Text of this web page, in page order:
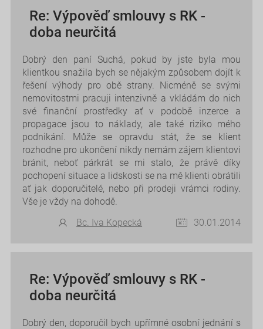
Re: Výpověď smlouvy s RK -
doba neurčitá
Dobrý den paní Suchá, pokud by jste byla mou
klientkou snažila bych se nějakým způsobem dojít k
řešení výhody pro obě strany. Nicméně se svými
nemovitostmi pracuji intenzivně a vkládám do nich
své finanční prostředky ať v podobě inzerce a
propagace jsou to náklady, ale také riziko mého
podnikání. Může se opravdu stát, že se klient
rozhodne pro ukončení nikdy nemám zájem klientovi
bránit, neboť párkrát se mi stalo, že právě díky
pochopení situace a lidskosti se na mě klienti obrátili
ať jak doporučitelé, nebo při prodeji vrámci rodiny.
Vše je vždy na dohodě.
Bc. Iva Kopecká
30.01.2014
Re: Výpověď smlouvy s RK -
doba neurčitá
Dobrý den, doporučil bych upřímné osobní jednání s